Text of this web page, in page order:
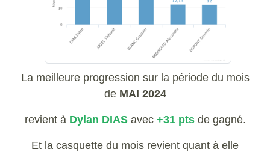
La meilleure progression sur la période du mois
de MAI 2024
revient à Dylan DIASavec +31 ptsde gagné.
Et la casquette du mois revient quant à elle